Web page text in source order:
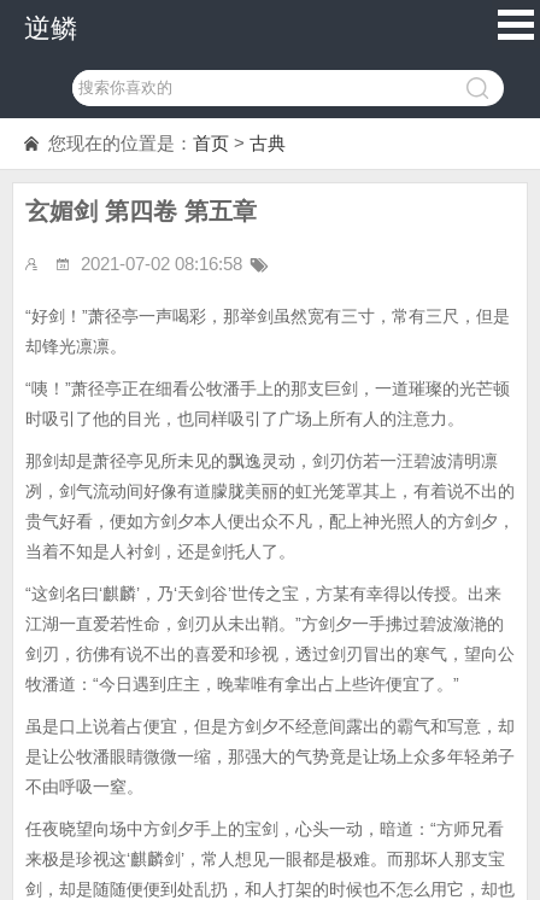
逆鳞
您现在的位置是： 首页 > 古典
玄媚剑 第四卷 第五章
2021-07-02 08:16:58
“好剑！”萧径亭一声喝彩，那举剑虽然宽有三寸，常有三尺，但是
却锋光凛凛。
“咦！”萧径亭正在细看公牧潘手上的那支巨剑，一道璀璨的光芒顿
时吸引了他的目光，也同样吸引了广场上所有人的注意力。
那剑却是萧径亭见所未见的飘逸灵动，剑刃仿若一汪碧波清明凛
冽，剑气流动间好像有道朦胧美丽的虹光笼罩其上，有着说不出的
贵气好看，便如方剑夕本人便出众不凡，配上神光照人的方剑夕，
当着不知是人衬剑，还是剑托人了。
“这剑名曰‘麒麟’，乃‘天剑谷’世传之宝，方某有幸得以传授。出来
江湖一直爱若性命，剑刃从未出鞘。”方剑夕一手拂过碧波潋滟的
剑刃，彷佛有说不出的喜爱和珍视，透过剑刃冒出的寒气，望向公
牧潘道：“今日遇到庄主，晚辈唯有拿出占上些许便宜了。”
虽是口上说着占便宜，但是方剑夕不经意间露出的霸气和写意，却
是让公牧潘眼睛微微一缩，那强大的气势竟是让场上众多年轻弟子
不由呼吸一窒。
任夜晓望向场中方剑夕手上的宝剑，心头一动，暗道：“方师兄看
来极是珍视这‘麒麟剑’，常人想见一眼都是极难。而那坏人那支宝
剑，却是随随便便到处乱扔，和人打架的时候也不怎么用它，却也